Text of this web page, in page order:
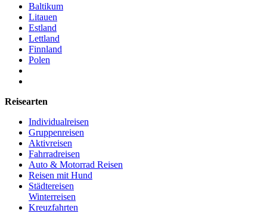
Baltikum
Litauen
Estland
Lettland
Finnland
Polen
Reisearten
Individualreisen
Gruppenreisen
Aktivreisen
Fahrradreisen
Auto & Motorrad Reisen
Reisen mit Hund
Städtereisen
Winterreisen
Kreuzfahrten